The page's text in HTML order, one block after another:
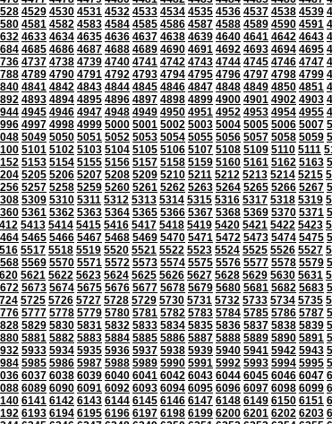
4529 4530 4531 4532 4533 4534 4535 4536 4537 4538 4539
4581 4582 4583 4584 4585 4586 4587 4588 4589 4590 4591
4633 4634 4635 4636 4637 4638 4639 4640 4641 4642 4643
4685 4686 4687 4688 4689 4690 4691 4692 4693 4694 4695
4737 4738 4739 4740 4741 4742 4743 4744 4745 4746 4747
4789 4790 4791 4792 4793 4794 4795 4796 4797 4798 4799
4841 4842 4843 4844 4845 4846 4847 4848 4849 4850 4851
4893 4894 4895 4896 4897 4898 4899 4900 4901 4902 4903
4945 4946 4947 4948 4949 4950 4951 4952 4953 4954 4955
4997 4998 4999 5000 5001 5002 5003 5004 5005 5006 5007
5049 5050 5051 5052 5053 5054 5055 5056 5057 5058 5059
5101 5102 5103 5104 5105 5106 5107 5108 5109 5110 5111
5153 5154 5155 5156 5157 5158 5159 5160 5161 5162 5163
5205 5206 5207 5208 5209 5210 5211 5212 5213 5214 5215
5257 5258 5259 5260 5261 5262 5263 5264 5265 5266 5267
5309 5310 5311 5312 5313 5314 5315 5316 5317 5318 5319
5361 5362 5363 5364 5365 5366 5367 5368 5369 5370 5371
5413 5414 5415 5416 5417 5418 5419 5420 5421 5422 5423
5465 5466 5467 5468 5469 5470 5471 5472 5473 5474 5475
5517 5518 5519 5520 5521 5522 5523 5524 5525 5526 5527
5569 5570 5571 5572 5573 5574 5575 5576 5577 5578 5579
5621 5622 5623 5624 5625 5626 5627 5628 5629 5630 5631
5673 5674 5675 5676 5677 5678 5679 5680 5681 5682 5683
5725 5726 5727 5728 5729 5730 5731 5732 5733 5734 5735
5777 5778 5779 5780 5781 5782 5783 5784 5785 5786 5787
5829 5830 5831 5832 5833 5834 5835 5836 5837 5838 5839
5881 5882 5883 5884 5885 5886 5887 5888 5889 5890 5891
5933 5934 5935 5936 5937 5938 5939 5940 5941 5942 5943
5985 5986 5987 5988 5989 5990 5991 5992 5993 5994 5995
6037 6038 6039 6040 6041 6042 6043 6044 6045 6046 6047
6089 6090 6091 6092 6093 6094 6095 6096 6097 6098 6099
6141 6142 6143 6144 6145 6146 6147 6148 6149 6150 6151
6193 6194 6195 6196 6197 6198 6199 6200 6201 6202 6203